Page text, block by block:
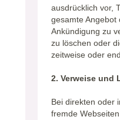
ausdrücklich vor,
gesamte Angebot
Ankündigung zu
zu löschen oder
zeitweise oder
2. Verweise und
Bei direkten oder
fremde